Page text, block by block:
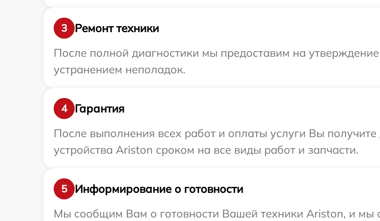
3
Ремонт техники
После полной диагностики мы предоставим на
устранением неполадок.
4
Гарантия
После выполнения всех работ и оплаты услуги Вы
устройства Ariston сроком на все виды работ и запчасти.
5
Информирование о готовности
Мы сообщим Вам о готовности Вашей техники Ariston, и мы